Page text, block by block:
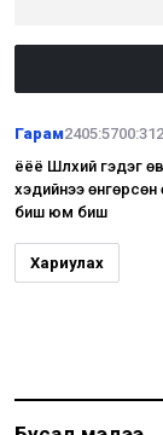
Гарам
ёёё Шүлхий гэдэг
хэдийнээ
биш юм бишүү
Хариулах